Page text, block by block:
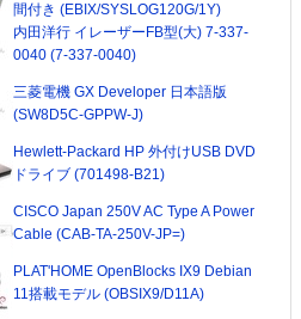
間付き (EBIX/SYSLOG120G/1Y)
内田洋行 イレーザーFB型(大) 7-337-
0040 (7-337-0040)
三菱電機 GX Developer 日本語版
(SW8D5C-GPPW-J)
Hewlett-Packard HP 外付けUSB DVD
ドライブ (701498-B21)
CISCO Japan 250V AC Type A Power
Cable (CAB-TA-250V-JP=)
PLAT'HOME OpenBlocks IX9 Debian
11搭載モデル (OBSIX9/D11A)